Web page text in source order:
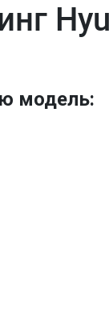
модель: